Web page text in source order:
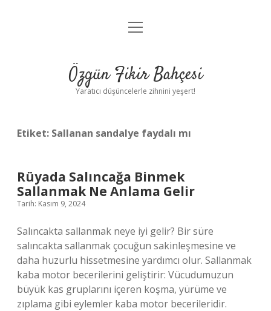
Anasayfa
Yasal Uyarı
menüyü
Özgün Fikir Bahçesi
Yaratıcı düşüncelerle zihnini yeşert!
Etiket: Sallanan sandalye faydalı mı
Rüyada Salıncağa Binmek
Sallanmak Ne Anlama Gelir
Tarih: Kasım 9, 2024
Salıncakta sallanmak neye iyi gelir? Bir süre
salıncakta sallanmak çocuğun sakinleşmesine ve
daha huzurlu hissetmesine yardımcı olur. Sallanmak
kaba motor becerilerini geliştirir: Vücudumuzun
büyük kas gruplarını içeren koşma, yürüme ve
zıplama gibi eylemler kaba motor becerileridir.